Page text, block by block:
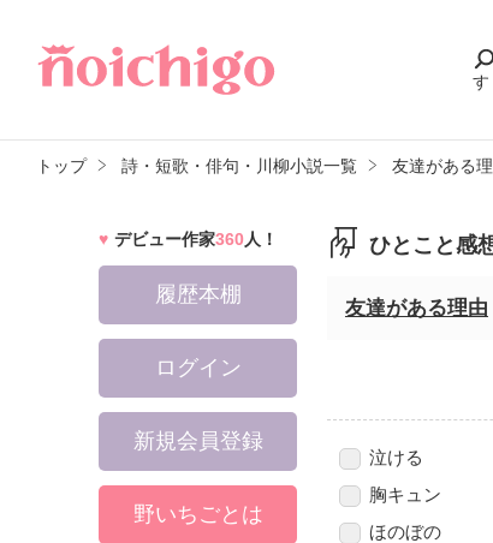
す
トップ 詩・短歌・俳句・川柳小説一覧 友達がある
ひとこと感
友達がある理由
泣ける
胸キュン
ほのぼの
デビュー作家360人！
履歴本棚
ログイン
新規会員登録
野いちごとは